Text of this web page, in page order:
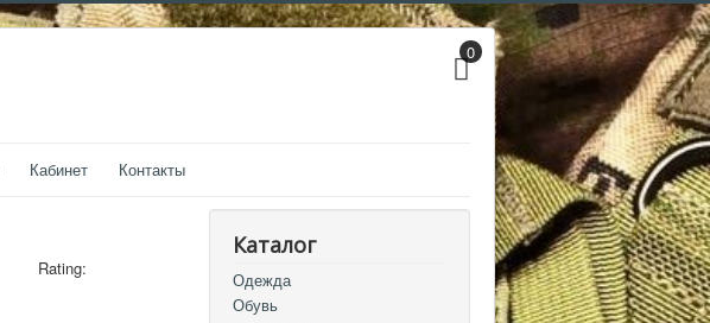
0
Кабинет Контакты
Rating:
Каталог
Одежда
Обувь